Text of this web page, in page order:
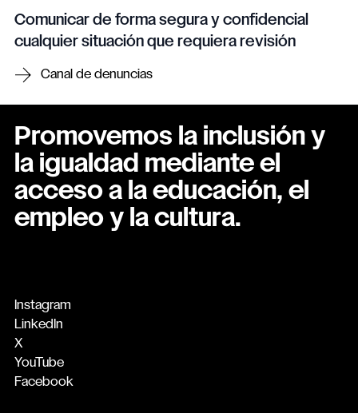
Comunicar de forma segura y confidencial
cualquier situación que requiera revisión
Canal de denuncias
Promovemos la inclusión y
la igualdad mediante el
acceso a la educación, el
empleo y la cultura.
Instagram
LinkedIn
X
YouTube
Facebook